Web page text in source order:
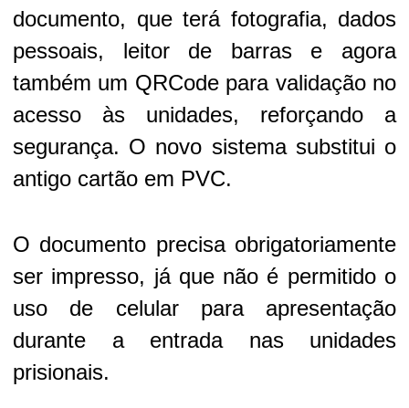
documento, que terá fotografia, dados
pessoais, leitor de barras e agora
também um QRCode para validação no
acesso às unidades, reforçando a
segurança. O novo sistema substitui o
antigo cartão em PVC.
O documento precisa obrigatoriamente
ser impresso, já que não é permitido o
uso de celular para apresentação
durante a entrada nas unidades
prisionais.